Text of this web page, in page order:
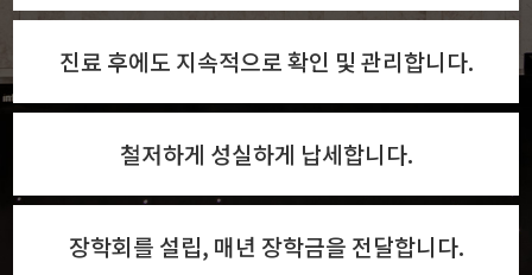
진료 후에도 지속적으로 확인 및 관리합니다.
철저하게 성실하게 납세합니다.
장학회를 설립, 매년 장학금을 전달합니다.